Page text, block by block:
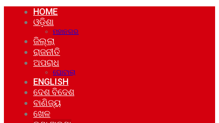
HOME
ଓଡ଼ିଶା
ମହାନଗର
ଜିଲ୍ଲା
ରାଜନୀତି
ଅପରାଧ
ଘୋଟାଲା
ENGLISH
ଦେଶ ବିଦେଶ
ବାଣିଜ୍ୟ
ଖେଳ